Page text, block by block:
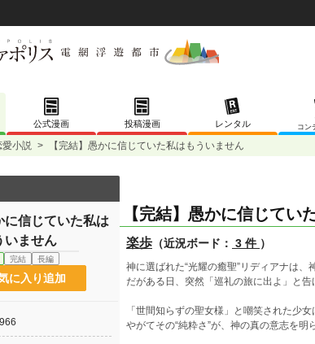
公式漫画 投稿漫画 レンタル
コン
愛小説 > 【完結】愚かに信じていた私はもういません
【完結】愚かに信じてい
楽歩 （近況ボード： 3 件 ）
神に選ばれた“光耀の癒聖”リディアナは、
だがある日、突然「巡礼の旅に出よ」と
「世間知らずの聖女様」と嘲笑された少
やがてその“純粋さ”が、神の真の意志を
に信じていた私は
いません
完結 長編
に入り追加
966